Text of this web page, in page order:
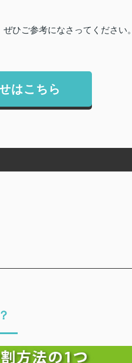
ひご参考になさってください。
はこちら